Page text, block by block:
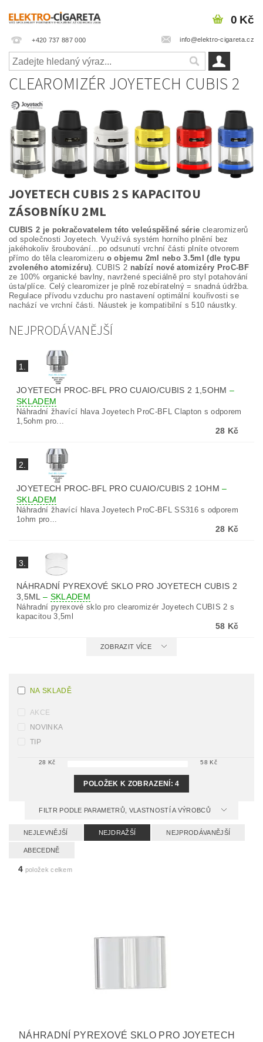
+420 737 887 000 info@elektro-cigareta.cz
0 Kč
CLEAROMIZÉR JOYETECH CUBIS 2
JOYETECH CUBIS 2 S KAPACITOU
ZÁSOBNÍKU 2ML
CUBIS 2 je pokračovatelem této veleúspěšné série clearomizerů
od společnosti Joyetech. Využívá systém horního plnění bez
jakéhokoliv šroubování...po odsunutí vrchní části plníte otvorem
přímo do těla clearomizeru o objemu 2ml nebo 3.5ml (dle typu
zvoleného atomizéru) . CUBIS 2 nabízí nové atomizéry ProC-BF
ze 100% organické bavlny, navržené speciálně pro styl potahování
ústa/plíce. Celý clearomizer je plně rozebíratelný = snadná údržba.
Regulace přívodu vzduchu pro nastavení optimální kouřivosti se
nachází ve vrchní části. Náustek je kompatibilní s 510 náustky.
NEJPRODÁVANĚJŠÍ
1.
JOYETECH PROC-BFL PRO CUAIO/CUBIS 2 1,5OHM –
SKLADEM
Náhradní žhavící hlava Joyetech ProC-BFL Clapton s odporem
1,5ohm pro...
28 Kč
2.
JOYETECH PROC-BFL PRO CUAIO/CUBIS 2 1OHM–
SKLADEM
Náhradní žhavící hlava Joyetech ProC-BFL SS316 s odporem
1ohm pro...
28 Kč
3.
NÁHRADNÍ PYREXOVÉ SKLO PRO JOYETECH CUBIS 2
3,5ML– SKLADEM
Náhradní pyrexové sklo pro clearomizér Joyetech CUBIS 2 s
kapacitou 3,5ml
58 Kč
ZOBRAZIT VÍCE
NA SKLADĚ
AKCE
NOVINKA
TIP
28 Kč 58 Kč
POLOŽEK K ZOBRAZENÍ:4
FILTR PODLE PARAMETRŮ, VLASTNOSTÍ A VÝROBCŮ
NEJLEVNĚJŠÍ NEJDRAŽŠÍ NEJPRODÁVANĚJŠÍ
ABECEDNĚ
4 položek celkem
NÁHRADNÍ PYREXOVÉ SKLO PRO JOYETECH